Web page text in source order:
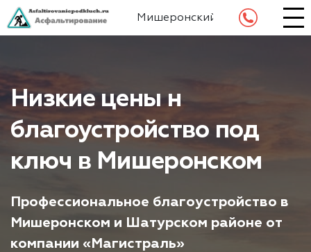
Мишеронский
Низкие цены н
благоустройство под
ключ в Мишеронском
Профессиональное благоустройство в
Мишеронском и Шатурском районе от
компании «Магистраль»